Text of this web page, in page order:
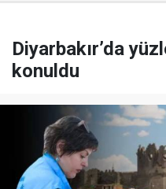
Diyarbakır’da
konuldu